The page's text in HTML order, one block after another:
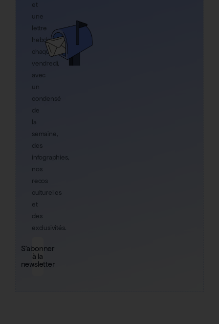
et
une
lettre
hebdo
chaque
vendredi,
avec
un
condensé
de
la
semaine,
des
infographies,
nos
recos
culturelles
et
des
exclusivités.
S'abonner
à la
newsletter